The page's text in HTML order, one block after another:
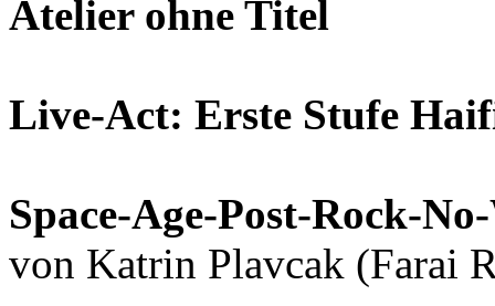
Atelier ohne Titel
Live-Act: Erste Stufe
Space-Age-Post-Rock-
von Katrin Plavcak (Farai